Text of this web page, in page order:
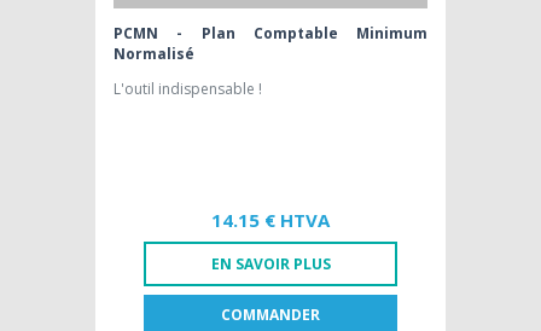
PCMN - Plan Comptable Minimum
Normalisé
L'outil indispensable !
14.15 € HTVA
EN SAVOIR PLUS
COMMANDER
NL